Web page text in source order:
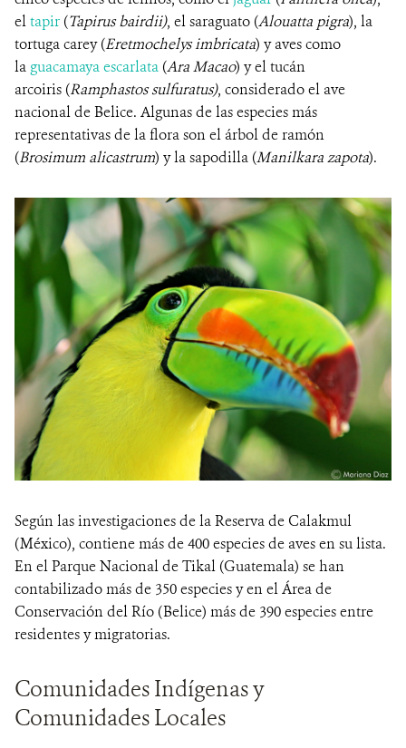
eltapir (Tapirus bairdii), el saraguato (Alouatta pigra), la
tortuga carey (Eretmochelys imbricata) y aves como
la guacamaya escarlata (Ara Macao) y el tucán
arcoiris (Ramphastos sulfuratus), considerado el ave
nacional de Belice. Algunas de las especies más
representativas de la flora son el árbol de ramón
(Brosimum alicastrum) y la sapodilla (Manilkara zapota).
Según las investigaciones de la Reserva de Calakmul
(México), contiene más de 400 especies de aves en su lista.
En el Parque Nacional de Tikal (Guatemala) se han
contabilizado más de 350 especies y en el Área de
Conservación del Río (Belice) más de 390 especies entre
residentes y migratorias.
Comunidades Indígenas y
Comunidades Locales